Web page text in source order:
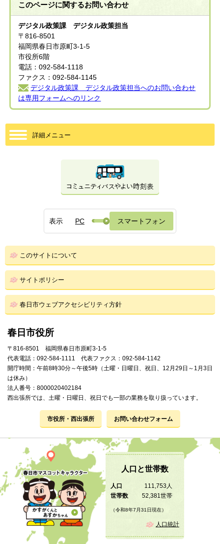
このページに関するお問い合わせ
デジタル政策課 デジタル政策担当
〒816-8501
福岡県春日市原町3-1-5
市役所6階
電話：092-584-1118
ファクス：092-584-1145
デジタル政策課 デジタル政策担当へのお問い合わせ
は専用フォームへのリンク
詳細メニュー
表示 PC スマートフォン
このサイトについて
サイトポリシー
春日市ウェブアクセシビリティ方針
春日市役所
〒816-8501 福岡県春日市原町3-1-5
代表電話：092-584-1111 代表ファクス：092-584-1142
開庁時間：午前8時30分～午後5時（土曜・日曜日、祝日、12月29日～1月3日
は休み）
法人番号：8000020402184
西出張所では、土曜・日曜日、祝日でも一部の業務を取り扱っています。
市役所・西出張所 お問い合わせフォーム
人口と世帯数
人口
111,753人
世帯数
52,381世帯
（令和8年7月31日現在）
人口統計